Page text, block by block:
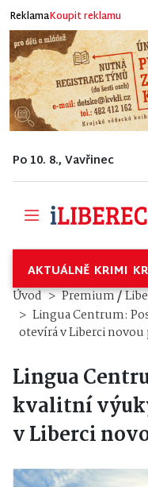
ReklamaKoupit reklamu
Po 10. 8., Vavřinec
AKTUÁLNĚ KRIMI
Úvod Premium/
Lingua Centrum:
otevírá v Liberci
Lingua
kvalitní
v Liberci